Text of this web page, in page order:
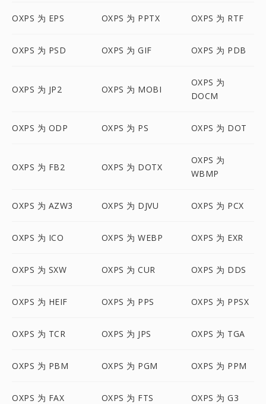
OXPS 为 EPS OXPS 为 PPTX OXPS 为 RTF
OXPS 为 PSD OXPS 为 GIF OXPS 为 PDB
OXPS 为 JP2 OXPS 为 MOBI
OXPS 为
DOCM
OXPS 为 ODP OXPS 为 PS OXPS 为 DOT
OXPS 为 FB2 OXPS 为 DOTX
OXPS 为
WBMP
OXPS 为 AZW3 OXPS 为 DJVU OXPS 为 PCX
OXPS 为 ICO OXPS 为 WEBP OXPS 为 EXR
OXPS 为 SXW OXPS 为 CUR OXPS 为 DDS
OXPS 为 HEIF OXPS 为 PPS OXPS 为 PPSX
OXPS 为 TCR OXPS 为 JPS OXPS 为 TGA
OXPS 为 PBM OXPS 为 PGM OXPS 为 PPM
OXPS 为 FAX OXPS 为 FTS OXPS 为 G3